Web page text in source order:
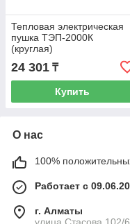
Тепловая электрическая
пушка ТЭП-2000К
(круглая)
24 301 ₸
Купить
О нас
100%
Работает с
г. Алматы